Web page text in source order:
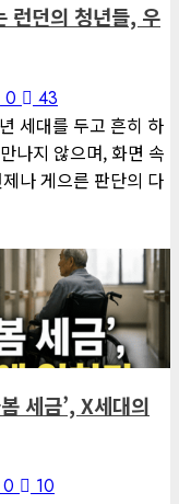
런던의 청년들, 우
0 43
세대를 두고 흔히 하
나지 않으며, 화면 속
나 게으른 판단의 다
세금’, X세대의
0 10